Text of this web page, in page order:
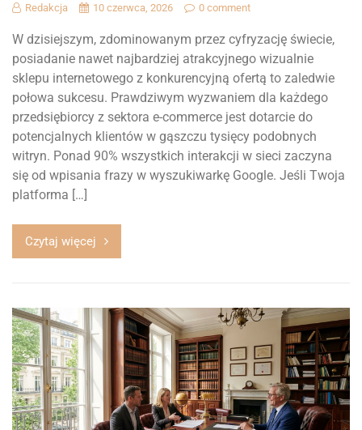
Redakcja 10 czerwca, 2026 0 comment
W dzisiejszym, zdominowanym przez cyfryzację świecie,
posiadanie nawet najbardziej atrakcyjnego wizualnie
sklepu internetowego z konkurencyjną ofertą to zaledwie
połowa sukcesu. Prawdziwym wyzwaniem dla każdego
przedsiębiorcy z sektora e-commerce jest dotarcie do
potencjalnych klientów w gąszczu tysięcy podobnych
witryn. Ponad 90% wszystkich interakcji w sieci zaczyna
się od wpisania frazy w wyszukiwarkę Google. Jeśli Twoja
platforma […]
Czytaj więcej